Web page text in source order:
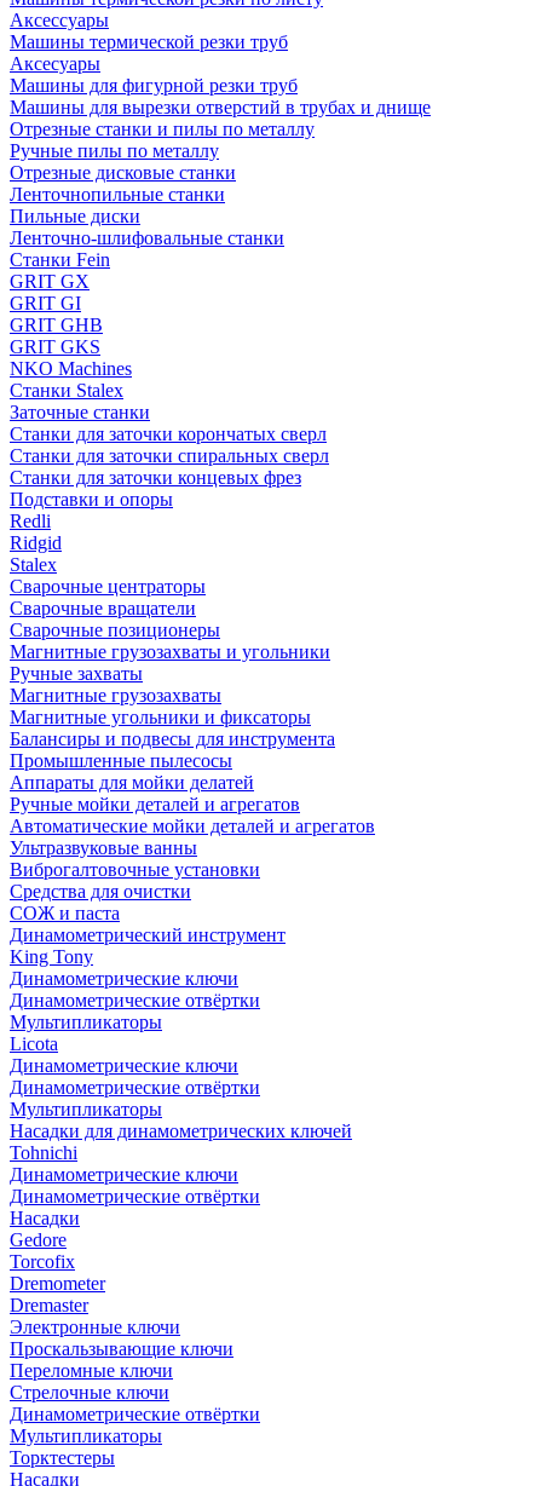
Аксессуары
Машины термической резки труб
Аксесуары
Машины для фигурной резки труб
Машины для вырезки отверстий в трубах и днище
Отрезные станки и пилы по металлу
Ручные пилы по металлу
Отрезные дисковые станки
Ленточнопильные станки
Пильные диски
Ленточно-шлифовальные станки
Станки Fein
GRIT GX
GRIT GI
GRIT GHB
GRIT GKS
NKO Machines
Станки Stalex
Заточные станки
Станки для заточки корончатых сверл
Станки для заточки спиральных сверл
Станки для заточки концевых фрез
Подставки и опоры
Redli
Ridgid
Stalex
Сварочные центраторы
Сварочные вращатели
Сварочные позиционеры
Магнитные грузозахваты и угольники
Ручные захваты
Магнитные грузозахваты
Магнитные угольники и фиксаторы
Балансиры и подвесы для инструмента
Промышленные пылесосы
Аппараты для мойки делатей
Ручные мойки деталей и агрегатов
Автоматические мойки деталей и агрегатов
Ультразвуковые ванны
Виброгалтовочные установки
Средства для очистки
СОЖ и паста
Динамометрический инструмент
King Tony
Динамометрические ключи
Динамометрические отвёртки
Мультипликаторы
Licota
Динамометрические ключи
Динамометрические отвёртки
Мультипликаторы
Насадки для динамометрических ключей
Tohnichi
Динамометрические ключи
Динамометрические отвёртки
Насадки
Gedore
Torcofix
Dremometer
Dremaster
Электронные ключи
Проскальзывающие ключи
Переломные ключи
Стрелочные ключи
Динамометрические отвёртки
Мультипликаторы
Торктестеры
Насадки